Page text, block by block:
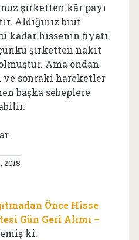
şirketten kâr payı
Aldığınız brüt
kadar hissenin fiyatı
şirketten nakit
olmuştur. Ama ondan
ve sonraki hareketler
başka sebeplere
2018
Önce Hisse
Gün Geri Alımı –
ki: